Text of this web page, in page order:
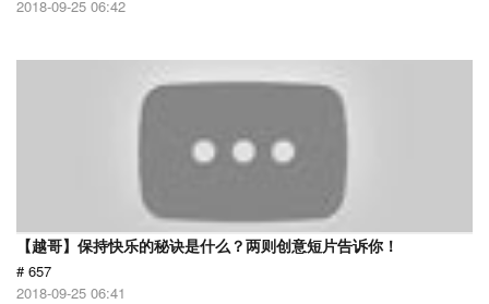
2018-09-25 06:42
【越哥】保持快乐的秘诀是什么？两则创意短片告诉你！
# 657
2018-09-25 06:41